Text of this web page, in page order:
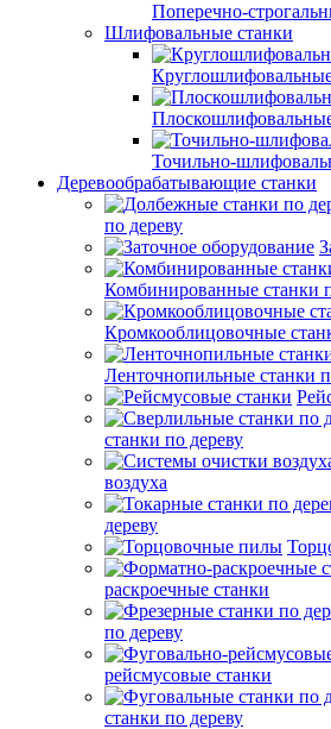
Поперечно-
Шлифовальные станки
Точильно-
Деревообрабатывающие станки
по дереву
Комбинированные станки
Кромкооблицовочные
Ленточнопильные станки
станки по дереву
воздуха
дереву
раскроечные станки
по дереву
рейсмусовые станки
станки по дереву